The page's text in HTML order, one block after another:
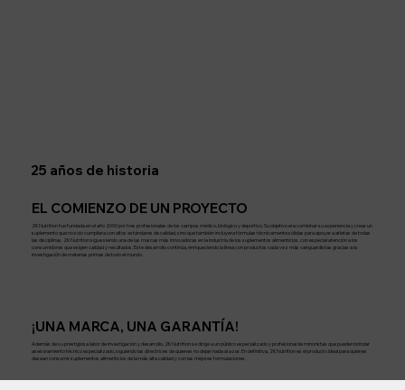
25 años de historia
EL COMIENZO DE UN PROYECTO
2K Nutrition fue fundada en el año 2000 por tres profesionales de los campos médico, biológico y deportivo. Su objetivo era combinar su experiencia y crear un
suplemento que no solo cumpliera con altos estándares de calidad, sino que también incluyera fórmulas técnicamente sólidas para apoyar a atletas de todas
las disciplinas. 2K Nutrition sigue siendo una de las marcas más innovadoras en la industria de los suplementos alimenticios, con especial atención a los
consumidores que exigen calidad y resultados. Este desarrollo continúa, enriqueciendo la línea con productos cada vez más vanguardistas gracias a la
investigación de materias primas de todo el mundo.
¡UNA MARCA, UNA GARANTÍA!
Además de su prestigiosa labor de investigación y desarrollo, 2K Nutrition se dirige a un público especializado y profesional de minoristas que pueden brindar
asesoramiento técnico especializado, siguiendo las directrices de quienes no dejan nada al azar. En definitiva, 2K Nutrition es el producto ideal para quienes
desean consumir suplementos alimenticios de la más alta calidad y con las mejores formulaciones.